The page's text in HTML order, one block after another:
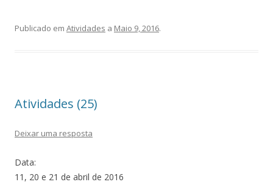
Publicado em Atividades a Maio 9, 2016.
Atividades (25)
Deixar uma resposta
Data:
11, 20 e 21 de abril de 2016